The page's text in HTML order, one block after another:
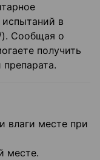
испытаний в
). Сообщая о
получить
влаги месте при
месте.